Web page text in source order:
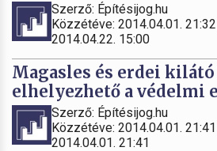
Szerző: Építésijog.hu
Közzétéve: 2014.04.01.
2014.04.22. 15:00
Magasles és erdei
elhelyezhető a védelmi
Szerző: Építésijog.hu
Közzétéve: 2014.04.01.
2014.04.01. 21:41